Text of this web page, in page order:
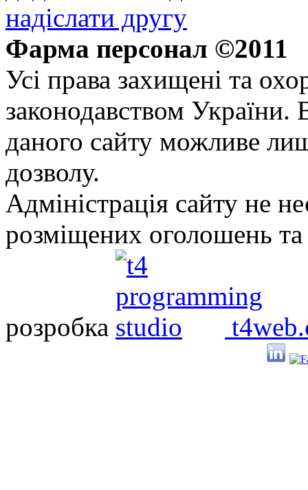
надіслати другу
Фарма персонал ©2011
Усі права захищені та
законодавством України.
даного сайту можливе
дозволу.
Адміністрація сайту не
розміщених оголошень та
розробка